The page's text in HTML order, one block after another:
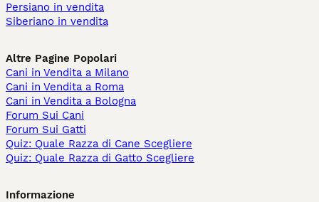
Persiano in vendita
Siberiano in vendita
Altre Pagine Popolari
Cani in Vendita a Milano
Cani in Vendita a Roma
Cani in Vendita a Bologna
Forum Sui Cani
Forum Sui Gatti
Quiz: Quale Razza di Cane Scegliere
Quiz: Quale Razza di Gatto Scegliere
Informazione